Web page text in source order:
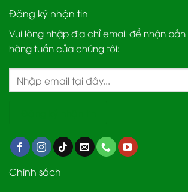
Đăng ký nhận tin
Vui lòng nhập địa chỉ email để nhận bản
hàng tuần của chúng tôi:
Chính sách